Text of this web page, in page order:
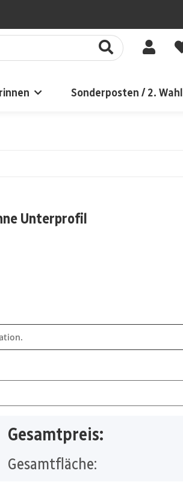
Sonderposten / 2. Wahl
Unterprofil
Gesamtpreis:
Gesamtfläche: